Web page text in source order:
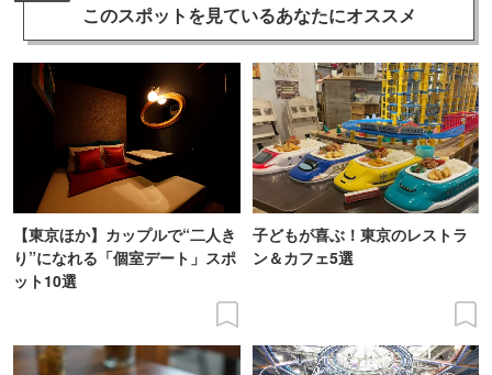
このスポットを見ているあなたにオススメ
【東京ほか】カップルで“二人き
り”になれる「個室デート」スポ
ット10選
子どもが喜ぶ！東京のレストラ
ン＆カフェ5選